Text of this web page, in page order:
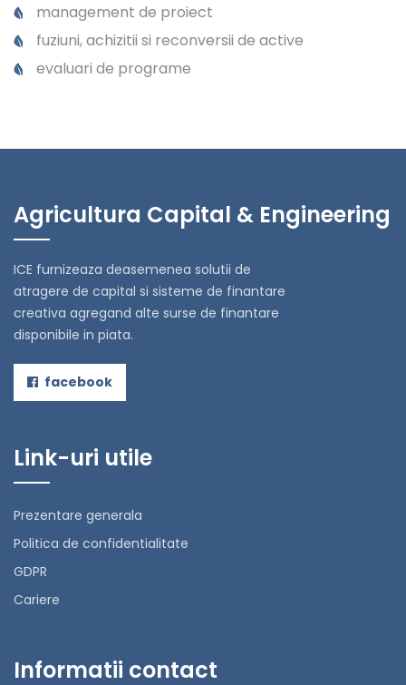
management de proiect
fuziuni, achizitii si reconversii de active
evaluari de programe
Agricultura Capital & Engineering
ICE furnizeaza deasemenea solutii de
atragere de capital si sisteme de finantare
creativa agregand alte surse de finantare
disponibile in piata.
facebook
Link-uri utile
Prezentare generala
Politica de confidentialitate
GDPR
Cariere
Informatii contact